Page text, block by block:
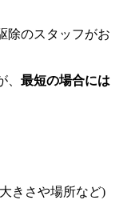
除のスタッフがお
最短の場合には
きさや場所など)